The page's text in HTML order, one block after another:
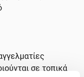
σε τοπικά